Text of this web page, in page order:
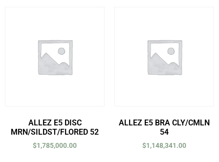
ALLEZ E5 DISC
MRN/SILDST/FLORED 52
$1,785,000.00
ALLEZ E5 BRA CLY/CMLN
54
$1,148,341.00